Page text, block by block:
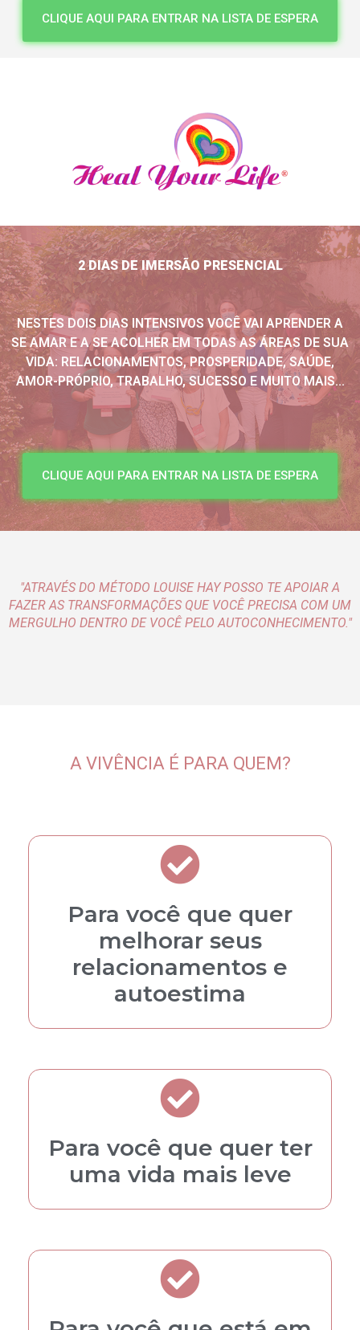
CLIQUE AQUI PARA ENTRAR NA LISTA DE ESPERA
2 DIAS DE IMERSÃO PRESENCIAL
NESTES DOIS DIAS INTENSIVOS VOCÊ VAI APRENDER A
SE AMAR E A SE ACOLHER EM TODAS AS ÁREAS DE SUA
VIDA: RELACIONAMENTOS, PROSPERIDADE, SAÚDE,
AMOR-PRÓPRIO, TRABALHO, SUCESSO E MUITO MAIS...
CLIQUE AQUI PARA ENTRAR NA LISTA DE ESPERA
"ATRAVÉS DO MÉTODO LOUISE HAY POSSO TE APOIAR A
FAZER AS TRANSFORMAÇÕES QUE VOCÊ PRECISA COM UM
MERGULHO DENTRO DE VOCÊ PELO AUTOCONHECIMENTO."
A VIVÊNCIA É PARA QUEM?
Para você que quer
melhorar seus
relacionamentos e
autoestima
Para você que quer ter
uma vida mais leve